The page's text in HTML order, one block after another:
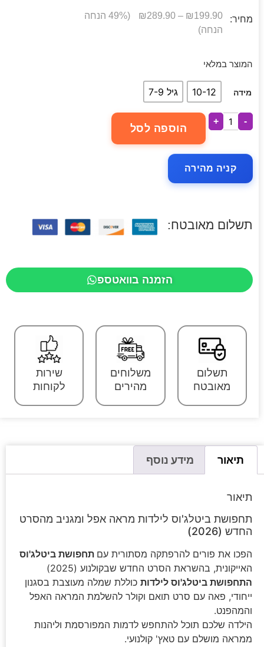
מחיר: ₪199.90
–
₪289.90
(49% הנחה
הנחה)
המוצר במלאי
מידה 10-12 גיל 7-9
-
+
הוספה לסל
קניה מהירה
תשלום מאובטח:
הזמנה בוואטספ
תשלום
מאובטח
משלוחים
מהירים
שירות
לקוחות
תיאור מידע נוסף
תיאור
תחפושת ביטלג'וס לילדות מראה אפל ומגניב מהסרט
החדש (2026)
הפכו את פורים להרפתקה מסתורית עם תחפושת ביטלג'וס
האייקונית, בהשראת הסרט החדש שבקולנוע (2025)
התחפושת ביטלג'וס לילדות כוללת שמלה מעוצבת בסגנון
ייחודי, פאה עם סרט תואם וקולר להשלמת המראה האפל
והמהפנט.
הילדה שלכם תוכל להתחפש לדמות המפורסמת וליהנות
ממראה מושלם עם טאץ' קולנועי.